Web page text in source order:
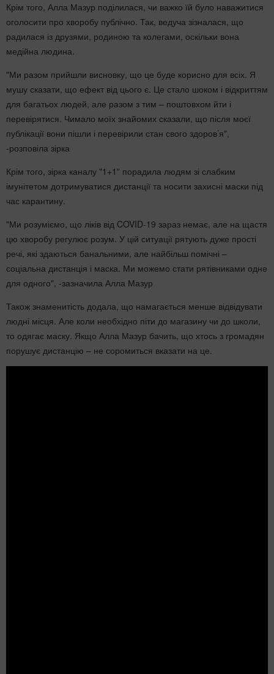
Крім того, Алла Мазур поділилася, чи важко їй було наважитися
оголосити про хворобу публічно. Так, ведуча зізналася, що
радилася із друзями, родиною та колегами, оскільки вона
медійна людина.
"Ми разом прийшли висновку, що це буде корисно для всіх. Я
мушу сказати, що ефект від цього є. Це стало шоком і відкриттям
для багатьох людей, але разом з тим – поштовхом йти і
перевірятися. Чимало моїх знайомих сказали, що після моєї
публікації вони пішли і перевірили стан свого здоров’я",
-розповіла зірка
Крім того, зірка каналу "1+1" порадила людям зі слабким
імунітетом дотримуватися дистанції та носити захисні маски під
час карантину.
"Ми розуміємо, що ліків від COVID-19 зараз немає, але на щастя
цю хворобу регулює розум. У цій ситуації рятують дуже прості
речі, які здаються банальними, але найбільш помічні –
соціальна дистанція і маска. Ми можемо стати рятівниками одне
для одного", -зазначила Алла Мазур
Також знаменитість додала, що намагається менше відвідувати
людні місця. Але коли необхідно піти до магазину чи до школи,
то одягає маску. Якщо Алла Мазур бачить, що хтось з громадян
порушує дистанцію – не соромиться вказати на це.